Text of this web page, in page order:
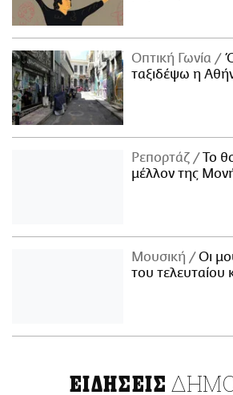
Οπτική Γωνία
ταξιδέψω η
Ρεπορτάζ
Το
μέλλον της
Μουσική
Οι
του τελευταίου
ΕΙΔΗΣΕΙΣ